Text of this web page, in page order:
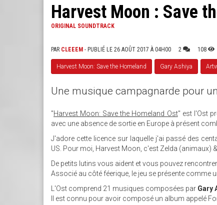
Harvest Moon : Save
ORIGINAL SOUNDTRACK
PAR CLEEEM - PUBLIÉ LE 26 AOÛT 2017 À 04H00 2 108
Harvest Moon: Save the Homeland Gary Ashiya
Une musique campagnarde pour
"Harvest Moon: Save the Homeland Ost" est l'Ost
avec une absence de sortie en Europe à présent
J'adore cette licence sur laquelle j'ai passé des
US. Pour moi, Harvest Moon, c'est Zelda (animaux)
De petits lutins vous aident et vous pouvez
Associé au côté féerique, le jeu se présente comme
L'Ost comprend 21 musiques composées par Gary
Il est connu pour avoir composé un album appelé